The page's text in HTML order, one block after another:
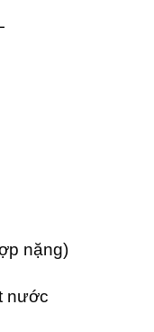
nặng)
nước